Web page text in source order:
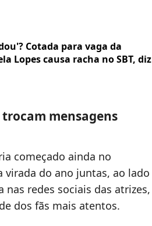
Cotada para vaga da
Lopes causa racha no SBT, diz
mensagens
começado ainda no
virada do ano juntas, ao lado
redes sociais das atrizes,
dos fãs mais atentos.